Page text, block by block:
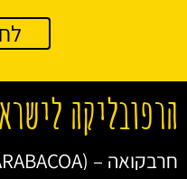
הרפובליקה
חרבקואה – (JARABACOA) + רפטינג בחרבקואה